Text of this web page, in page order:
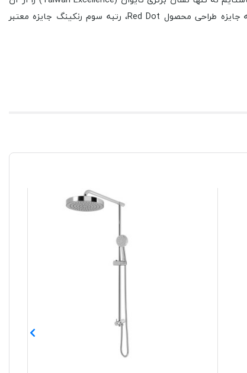
خود نموده، بلکه جوایز بین المللی معتبر بسیاری را نیز در زمینه طراحی و کیفیت در سال‌های متمادی کسب نموده اندکه از جمله آنها می‌توان به جایزه طراحی محصول Red Dot، رتبه سوم رنکینگ جایزه معتبر